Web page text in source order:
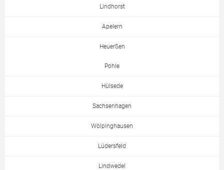
Lindhorst
Apelern
Heuerßen
Pohle
Hülsede
Sachsenhagen
Wölpinghausen
Lüdersfeld
Lindwedel